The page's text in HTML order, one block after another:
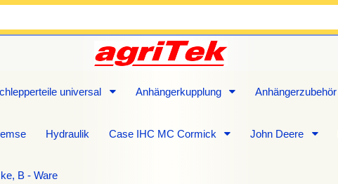
universal Anhängerkupplung Anhängerzubehör
Hydraulik Case IHC MC Cormick John Deere
B - Ware